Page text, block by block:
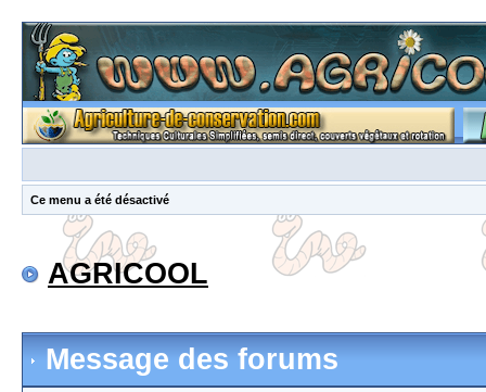
Ce menu a été désactivé
AGRICOOL
Message des forums